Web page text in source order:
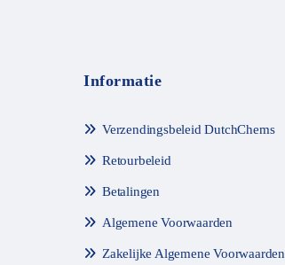
Informatie
Verzendingsbeleid DutchChems
Retourbeleid
Betalingen
Algemene Voorwaarden
Zakelijke Algemene Voorwaarden